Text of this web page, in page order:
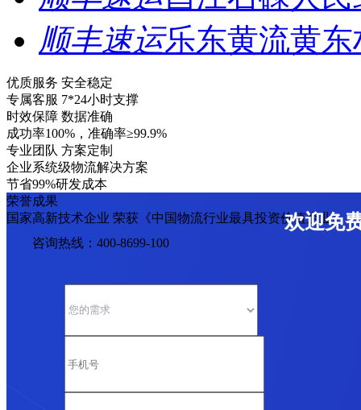
顺丰速运乐东黄流黄
优质服务 安全稳定
专属客服 7*24小时支撑
时效保障 数据准确
成功率100%，准确率≥99.9%
专业团队 方案定制
企业系统级物流解决方案
节省99%研发成本
荣誉成果
国家高新技术企业 荣获《中国物流行业最具投资价值企业》
欢迎免
咨询热线：400-8699-100